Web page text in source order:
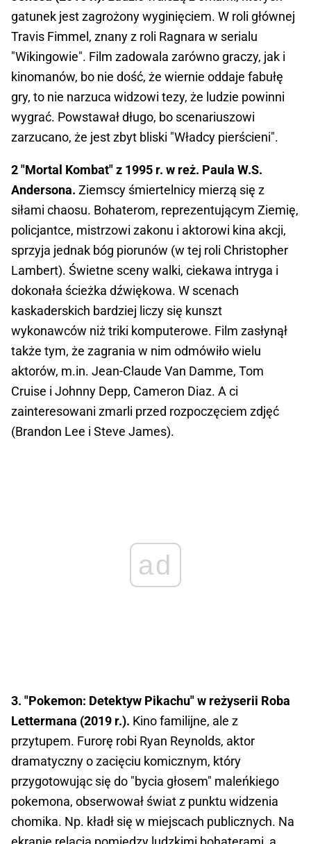
gatunek jest zagrożony wyginięciem. W roli głównej
Travis Fimmel, znany z roli Ragnara w serialu
"Wikingowie". Film zadowala zarówno graczy, jak i
kinomanów, bo nie dość, że wiernie oddaje fabułę
gry, to nie narzuca widzowi tezy, że ludzie powinni
wygrać. Powstawał długo, bo scenariuszowi
zarzucano, że jest zbyt bliski "Władcy pierścieni".
2 "Mortal Kombat" z 1995 r. w reż. Paula W.S.
Andersona. Ziemscy śmiertelnicy mierzą się z
siłami chaosu. Bohaterom, reprezentującym Ziemię,
policjantce, mistrzowi zakonu i aktorowi kina akcji,
sprzyja jednak bóg piorunów (w tej roli Christopher
Lambert). Świetne sceny walki, ciekawa intryga i
dokonała ścieżka dźwiękowa. W scenach
kaskaderskich bardziej liczy się kunszt
wykonawców niż triki komputerowe. Film zasłynął
także tym, że zagrania w nim odmówiło wielu
aktorów, m.in. Jean-Claude Van Damme, Tom
Cruise i Johnny Depp, Cameron Diaz. A ci
zainteresowani zmarli przed rozpoczęciem zdjęć
(Brandon Lee i Steve James).
ad
3. "Pokemon: Detektyw Pikachu" w reżyserii Roba
Lettermana (2019 r.). Kino familijne, ale z
przytupem. Furorę robi Ryan Reynolds, aktor
dramatyczny o zacięciu komicznym, który
przygotowując się do "bycia głosem" maleńkiego
pokemona, obserwował świat z punktu widzenia
chomika. Np. kładł się w miejscach publicznych. Na